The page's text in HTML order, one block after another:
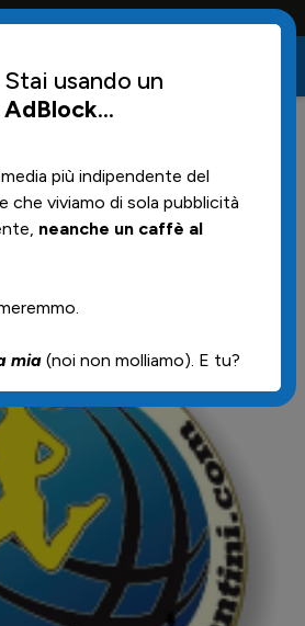
i tifosi la portano tutta la vita
Stai usando un
AdBlock...
più indipendente del
che viviamo di sola pubblicità
neanche un caffè al
mia (noi non molliamo). E tu?